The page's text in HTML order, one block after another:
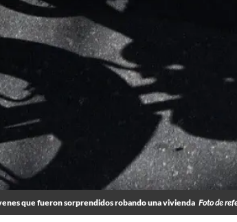
que fueron sorprendidos robando una vivienda Foto de